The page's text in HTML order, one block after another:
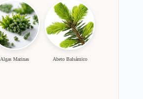
Algas Marinas Abeto Balsámico